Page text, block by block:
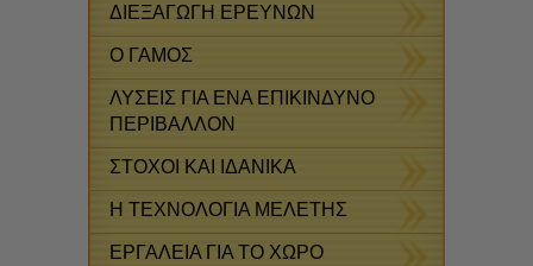
ΔΙΕΞΑΓΩΓΗ ΕΡΕΥΝΩΝ
Ο ΓΑΜΟΣ
ΛΥΣΕΙΣ ΓΙΑ ΕΝΑ ΕΠΙΚΙΝΔΥΝΟ
ΠΕΡΙΒΑΛΛΟΝ
ΣΤΟΧΟΙ ΚΑΙ ΙΔΑΝΙΚΑ
Η ΤΕΧΝΟΛΟΓΙΑ ΜΕΛΕΤΗΣ
ΕΡΓΑΛΕΙΑ ΓΙΑ ΤΟ ΧΩΡΟ